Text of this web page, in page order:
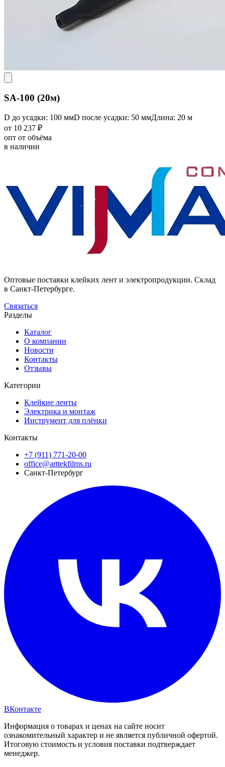
SA-100 (20м)
D до усадки: 100 ммD после усадки: 50 ммДлина: 20 м
от 10 237 ₽
опт от объёма
в наличии
Оптовые поставки клейких лент и электропродукции. Склад
в Санкт-Петербурге.
Связаться
Разделы
Каталог
О компании
Новости
Контакты
Отзывы
Категории
Клейкие ленты
Электрика и монтаж
Инструмент для плёнки
Контакты
+7 (911) 771-20-00
office@arttekfilms.ru
Санкт-Петербург
ВКонтакте
Информация о товарах и ценах на сайте носит
ознакомительный характер и не является публичной офертой.
Итоговую стоимость и условия поставки подтверждает
менеджер.